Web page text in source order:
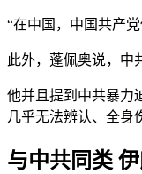
“在中国，中国共产
此外，蓬佩奥说，中
他并且提到中共暴力
几乎无法辨认、全身
与中共同类